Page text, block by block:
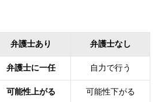
弁護士あり 弁護士なし
弁護士に一任 自力で行う
可能性上がる 可能性下がる